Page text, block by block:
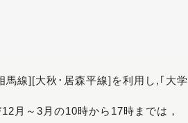
線][大秋･居森平線]を利用し,｢大学
月～3月の10時から17時までは，